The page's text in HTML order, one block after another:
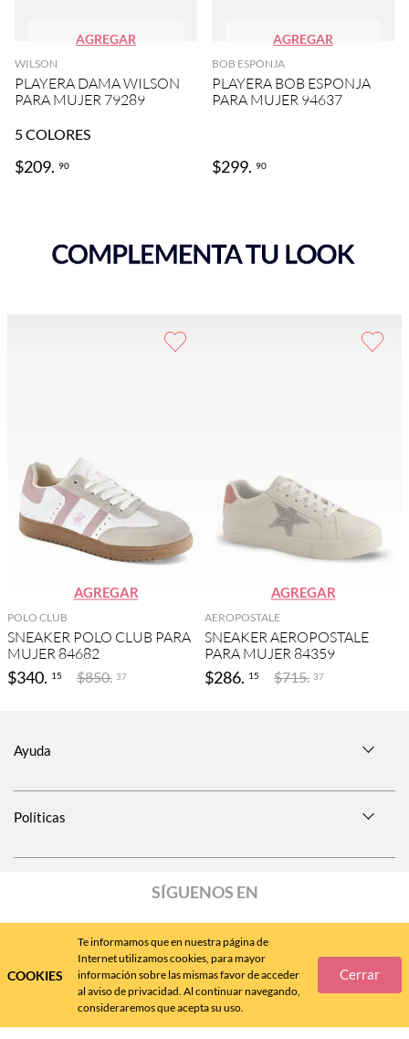
COOKIES
Te informamos que en nuestra página de
Internet utilizamos cookies, para mayor
información sobre las mismas favor de acceder
al aviso de privacidad. Al continuar navegando,
consideraremos que acepta su uso.
Cerrar
AGREGAR
WILSON
PLAYERA DAMA WILSON
PARA MUJER 79289
5COLORES
$209. 90
AGREGAR
BOB ESPONJA
PLAYERA BOB ESPONJA
PARA MUJER 94637
$299. 90
AGREGAR
POLO CLUB
SNEAKER POLO CLUB PARA
MUJER 84682
$340. 15 $850. 37
AGREGAR
AEROPOSTALE
SNEAKER AEROPOSTALE
PARA MUJER 84359
$286. 15 $715. 37
Ayuda
Políticas
SÍGUENOS EN
CallCenter477 788 4600